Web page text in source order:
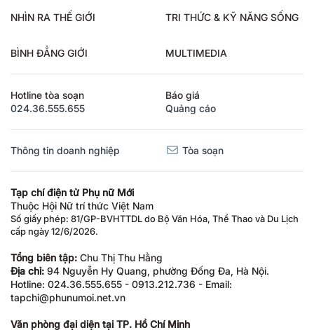
NHÌN RA THẾ GIỚI TRI THỨC & KỸ NĂNG SỐNG
BÌNH ĐẲNG GIỚI MULTIMEDIA
Hotline tòa soạn
024.36.555.655
Báo giá
Quảng cáo
Thông tin doanh nghiệp Tòa soạn
Tạp chí điện tử Phụ nữ Mới
Thuộc Hội Nữ trí thức Việt Nam
Số giấy phép: 81/GP-BVHTTDL do Bộ Văn Hóa, Thể Thao và Du Lịch
cấp ngày 12/6/2026.
Tổng biên tập: Chu Thị Thu Hằng
Địa chỉ: 94 Nguyễn Hy Quang, phường Đống Đa, Hà Nội.
Hotline: 024.36.555.655 - 0913.212.736 - Email:
tapchi@phunumoi.net.vn
Văn phòng đại diện tại TP. Hồ Chí Minh